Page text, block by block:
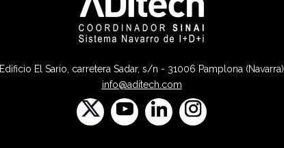
Edificio El Sario, carretera Sadar, s/n - 31006 Pamplona (Navarra)
info@aditech.com